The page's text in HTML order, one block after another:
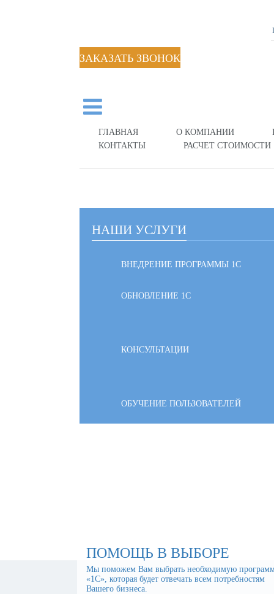
ЗАКАЗАТЬ ЗВОНОК
ГЛАВНАЯ О КОМПАНИИ
КОНТАКТЫ
РАСЧЕТ СТОИМОСТИ
НАШИ УСЛУГИ
ВНЕДРЕНИЕ ПРОГРАММЫ 1С
ОБНОВЛЕНИЕ 1С
КОНСУЛЬТАЦИИ
ОБУЧЕНИЕ ПОЛЬЗОВАТЕЛЕЙ
ПОМОЩЬ В ВЫБОРЕ
Мы поможем Вам выбрать необходимую
«1С», которая будет отвечать всем потребностям
Вашего бизнеса.